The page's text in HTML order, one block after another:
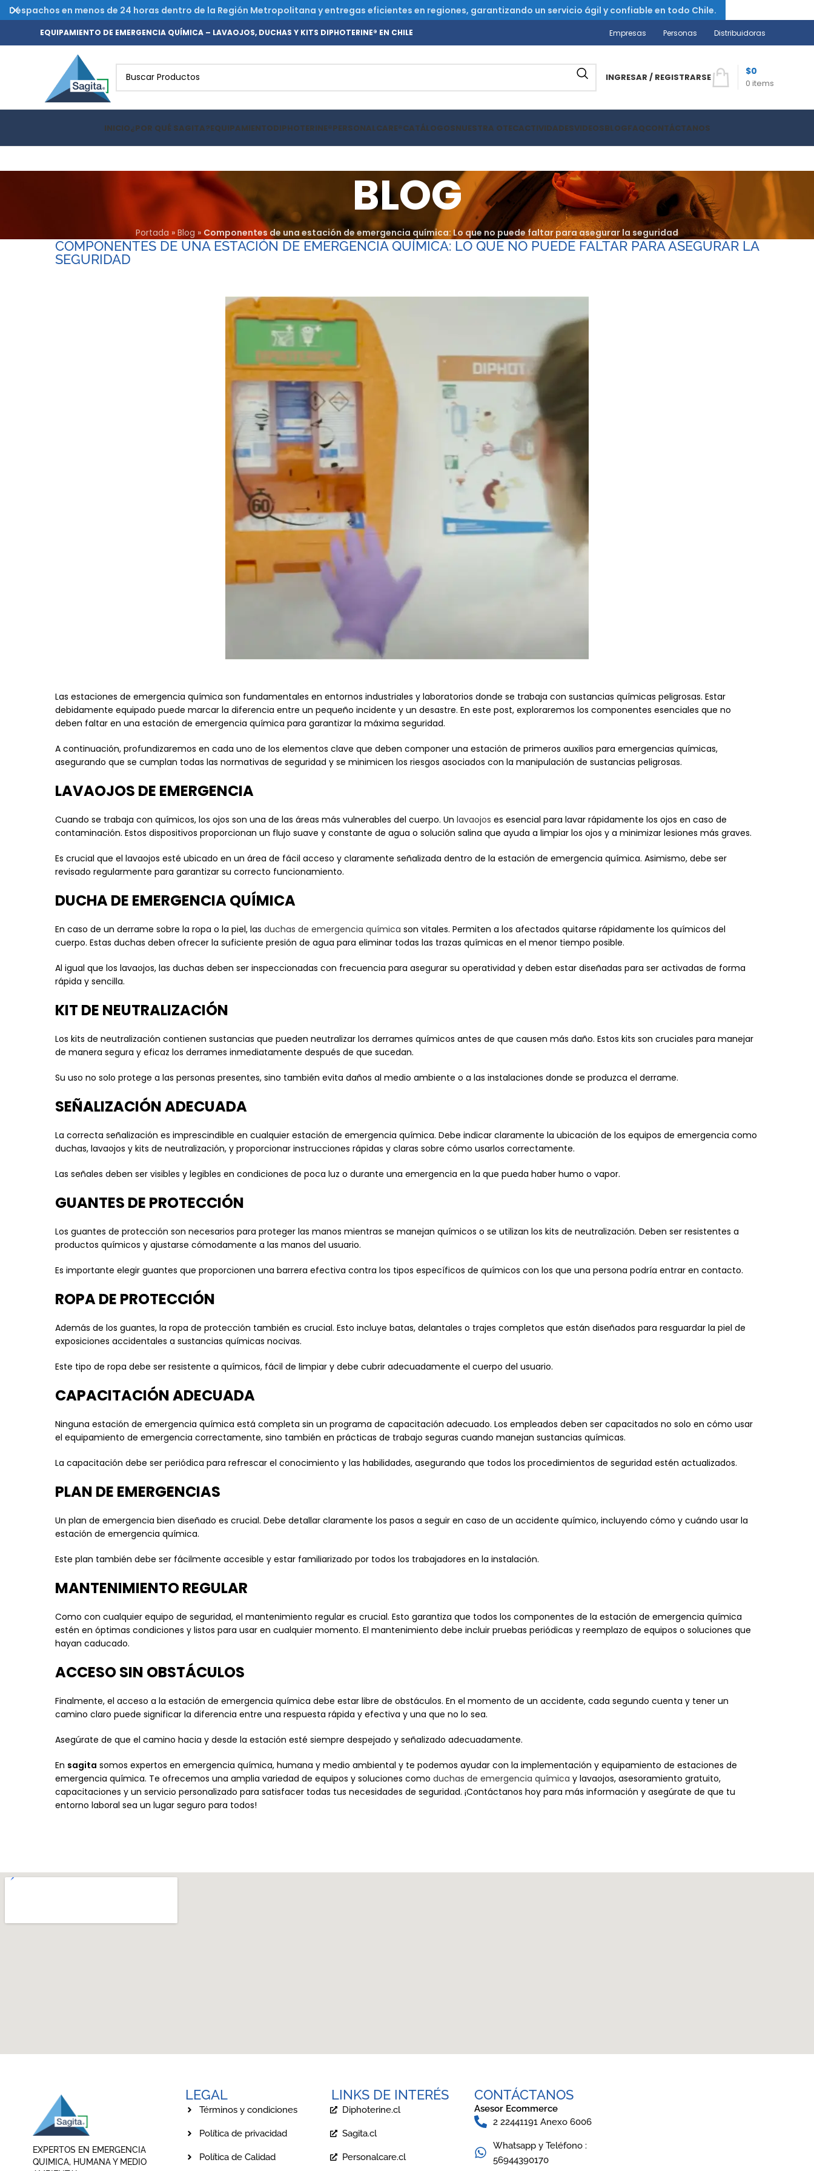
EQUIPAMIENTO DE EMERGENCIA QUÍMICA – LAVAOJOS, DUCHAS Y KITS DIPHOTERINE® EN CHILE Empresas Personas Distribuidoras
INGRESAR / REGISTRARSE
0 items
$0
INICIO¿POR QUÉ SAGITA?EQUIPAMIENTODIPHOTERINE®PERSONALCARE®CATÁLOGOSNUESTRA OTECACTIVIDADESVIDEOSBLOGFAQCONTÁCTANOS
BLOG
Portada » Blog » Componentes de una estación de emergencia química: Lo que no puede faltar para asegurar la seguridad
COMPONENTES DE UNA ESTACIÓN DE EMERGENCIA QUÍMICA: LO QUE NO PUEDE FALTAR PARA ASEGURAR LA
SEGURIDAD
Las estaciones de emergencia química son fundamentales en entornos industriales y laboratorios donde se trabaja con sustancias químicas peligrosas. Estar
debidamente equipado puede marcar la diferencia entre un pequeño incidente y un desastre. En este post, exploraremos los componentes esenciales que no
deben faltar en una estación de emergencia química para garantizar la máxima seguridad.
A continuación, profundizaremos en cada uno de los elementos clave que deben componer una estación de primeros auxilios para emergencias químicas,
asegurando que se cumplan todas las normativas de seguridad y se minimicen los riesgos asociados con la manipulación de sustancias peligrosas.
LAVAOJOS DE EMERGENCIA
Cuando se trabaja con químicos, los ojos son una de las áreas más vulnerables del cuerpo. Un lavaojos es esencial para lavar rápidamente los ojos en caso de
contaminación. Estos dispositivos proporcionan un flujo suave y constante de agua o solución salina que ayuda a limpiar los ojos y a minimizar lesiones más graves.
Es crucial que el lavaojos esté ubicado en un área de fácil acceso y claramente señalizada dentro de la estación de emergencia química. Asimismo, debe ser
revisado regularmente para garantizar su correcto funcionamiento.
DUCHA DE EMERGENCIA QUÍMICA
En caso de un derrame sobre la ropa o la piel, las duchas de emergencia química son vitales. Permiten a los afectados quitarse rápidamente los químicos del
cuerpo. Estas duchas deben ofrecer la suficiente presión de agua para eliminar todas las trazas químicas en el menor tiempo posible.
Al igual que los lavaojos, las duchas deben ser inspeccionadas con frecuencia para asegurar su operatividad y deben estar diseñadas para ser activadas de forma
rápida y sencilla.
KIT DE NEUTRALIZACIÓN
Los kits de neutralización contienen sustancias que pueden neutralizar los derrames químicos antes de que causen más daño. Estos kits son cruciales para manejar
de manera segura y eficaz los derrames inmediatamente después de que sucedan.
Su uso no solo protege a las personas presentes, sino también evita daños al medio ambiente o a las instalaciones donde se produzca el derrame.
SEÑALIZACIÓN ADECUADA
La correcta señalización es imprescindible en cualquier estación de emergencia química. Debe indicar claramente la ubicación de los equipos de emergencia como
duchas, lavaojos y kits de neutralización, y proporcionar instrucciones rápidas y claras sobre cómo usarlos correctamente.
Las señales deben ser visibles y legibles en condiciones de poca luz o durante una emergencia en la que pueda haber humo o vapor.
GUANTES DE PROTECCIÓN
Los guantes de protección son necesarios para proteger las manos mientras se manejan químicos o se utilizan los kits de neutralización. Deben ser resistentes a
productos químicos y ajustarse cómodamente a las manos del usuario.
Es importante elegir guantes que proporcionen una barrera efectiva contra los tipos específicos de químicos con los que una persona podría entrar en contacto.
ROPA DE PROTECCIÓN
Además de los guantes, la ropa de protección también es crucial. Esto incluye batas, delantales o trajes completos que están diseñados para resguardar la piel de
exposiciones accidentales a sustancias químicas nocivas.
Este tipo de ropa debe ser resistente a químicos, fácil de limpiar y debe cubrir adecuadamente el cuerpo del usuario.
CAPACITACIÓN ADECUADA
Ninguna estación de emergencia química está completa sin un programa de capacitación adecuado. Los empleados deben ser capacitados no solo en cómo usar
el equipamiento de emergencia correctamente, sino también en prácticas de trabajo seguras cuando manejan sustancias químicas.
La capacitación debe ser periódica para refrescar el conocimiento y las habilidades, asegurando que todos los procedimientos de seguridad estén actualizados.
PLAN DE EMERGENCIAS
Un plan de emergencia bien diseñado es crucial. Debe detallar claramente los pasos a seguir en caso de un accidente químico, incluyendo cómo y cuándo usar la
estación de emergencia química.
Este plan también debe ser fácilmente accesible y estar familiarizado por todos los trabajadores en la instalación.
MANTENIMIENTO REGULAR
Como con cualquier equipo de seguridad, el mantenimiento regular es crucial. Esto garantiza que todos los componentes de la estación de emergencia química
estén en óptimas condiciones y listos para usar en cualquier momento. El mantenimiento debe incluir pruebas periódicas y reemplazo de equipos o soluciones que
hayan caducado.
ACCESO SIN OBSTÁCULOS
Finalmente, el acceso a la estación de emergencia química debe estar libre de obstáculos. En el momento de un accidente, cada segundo cuenta y tener un
camino claro puede significar la diferencia entre una respuesta rápida y efectiva y una que no lo sea.
Asegúrate de que el camino hacia y desde la estación esté siempre despejado y señalizado adecuadamente.
En sagita somos expertos en emergencia química, humana y medio ambiental y te podemos ayudar con la implementación y equipamiento de estaciones de
emergencia química. Te ofrecemos una amplia variedad de equipos y soluciones como duchas de emergencia química y lavaojos, asesoramiento gratuito,
capacitaciones y un servicio personalizado para satisfacer todas tus necesidades de seguridad. ¡Contáctanos hoy para más información y asegúrate de que tu
entorno laboral sea un lugar seguro para todos!
EXPERTOS EN EMERGENCIA
QUIMICA, HUMANA Y MEDIO
LEGAL
Términos y condiciones
Política de privacidad
Política de Calidad
LINKS DE INTERÉS
Diphoterine.cl
Sagita.cl
Personalcare.cl
CONTÁCTANOS
Asesor Ecommerce
2 22441191 Anexo 6006
Whatsapp y Teléfono :
56944390170
Despachos en menos de 24 horas dentro de la Región Metropolitana y entregas eficientes en regiones, garantizando un servicio ágil y confiable en todo Chile.